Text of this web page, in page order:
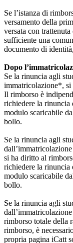
Se l’istanza di
versamento della
versata con
sufficiente una
documento di
Dopo
Se la rinuncia agli
immatricolazione*, si
Il rimborso è
richiedere la rinuncia
modulo scaricabile
bollo.
Se la rinuncia agli
si ha diritto al
richiedere la rinuncia
modulo scaricabile
bollo.
Se la rinuncia agli
rimborso totale della
rimborso, è
propria pagina iCatt